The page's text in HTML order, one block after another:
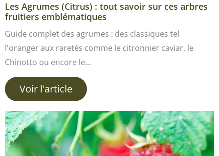
Les Agrumes (Citrus) : tout savoir sur ces arbres
fruitiers emblématiques
Guide complet des agrumes : des classiques tel
l'oranger aux raretés comme le citronnier caviar, le
Chinotto ou encore le…
Voir l'article